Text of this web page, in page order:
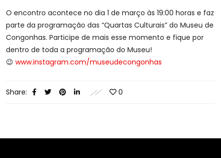
O encontro acontece no dia 1 de março às 19:00 horas e faz
parte da programação das “Quartas Culturais” do Museu de
Congonhas. Participe de mais esse momento e fique por
dentro de toda a programação do Museu!
😉 www.instagram.com/museudecongonhas
Share: 0